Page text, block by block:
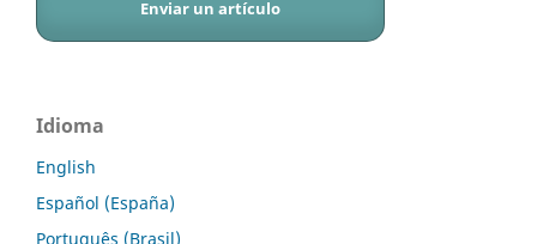
Enviar un artículo
Idioma
English
Español (España)
Português (Brasil)